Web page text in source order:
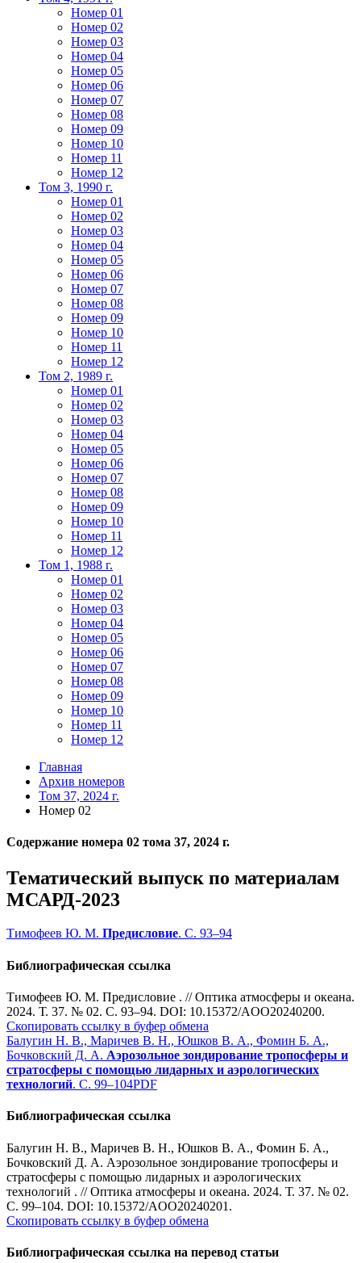
Номер 01
Номер 02
Номер 03
Номер 04
Номер 05
Номер 06
Номер 07
Номер 08
Номер 09
Номер 10
Номер 11
Номер 12
Том 3, 1990 г.
Номер 01
Номер 02
Номер 03
Номер 04
Номер 05
Номер 06
Номер 07
Номер 08
Номер 09
Номер 10
Номер 11
Номер 12
Том 2, 1989 г.
Номер 01
Номер 02
Номер 03
Номер 04
Номер 05
Номер 06
Номер 07
Номер 08
Номер 09
Номер 10
Номер 11
Номер 12
Том 1, 1988 г.
Номер 01
Номер 02
Номер 03
Номер 04
Номер 05
Номер 06
Номер 07
Номер 08
Номер 09
Номер 10
Номер 11
Номер 12
Главная
Архив номеров
Том 37, 2024 г.
Номер 02
Содержание номера 02 тома 37, 2024 г.
Тематический выпуск по материалам
МСАРД-2023
Тимофеев Ю. М. Предисловие. С. 93–94
Библиографическая ссылка
Тимофеев Ю. М. Предисловие . // Оптика атмосферы и океана.
2024. Т. 37. № 02. С. 93–94. DOI: 10.15372/AOO20240200.
Скопировать ссылку в буфер обмена
Балугин Н. В., Маричев В. Н., Юшков В. А., Фомин Б. А.,
Бочковский Д. А. Аэрозольное зондирование тропосферы и
стратосферы с помощью лидарных и аэрологических
технологий. С. 99–104PDF
Библиографическая ссылка
Балугин Н. В., Маричев В. Н., Юшков В. А., Фомин Б. А.,
Бочковский Д. А. Аэрозольное зондирование тропосферы и
стратосферы с помощью лидарных и аэрологических
технологий . // Оптика атмосферы и океана. 2024. Т. 37. № 02.
С. 99–104. DOI: 10.15372/AOO20240201.
Скопировать ссылку в буфер обмена
Библиографическая ссылка на перевод статьи